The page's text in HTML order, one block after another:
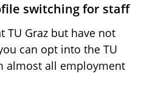
switching for staff
TU Graz but have not
can opt into the TU
almost all employment